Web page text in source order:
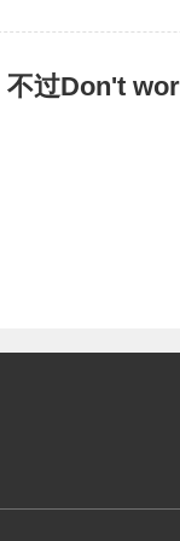
不过Don't